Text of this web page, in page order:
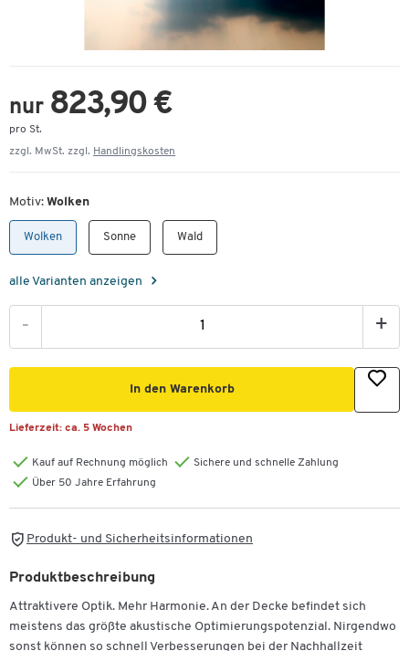
nur 823,90 €
pro St.
zzgl. MwSt. zzgl. Handlingskosten
Motiv: Wolken
Wolken Sonne Wald
alle Varianten anzeigen
- +
In den Warenkorb
Lieferzeit: ca. 5 Wochen
Kauf auf Rechnung möglich
Sichere und schnelle Zahlung
Über 50 Jahre Erfahrung
Produkt- und Sicherheitsinformationen
Produktbeschreibung
Attraktivere Optik. Mehr Harmonie. An der Decke befindet sich
meistens das größte akustische Optimierungspotenzial. Nirgendwo
sonst können so schnell Verbesserungen bei der Nachhallzeit